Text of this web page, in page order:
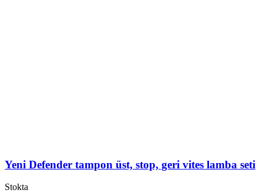
Yeni Defender tampon üst, stop, geri vites lamba seti
Stokta